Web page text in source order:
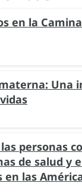
en la
Una
personas
de salud y
en las